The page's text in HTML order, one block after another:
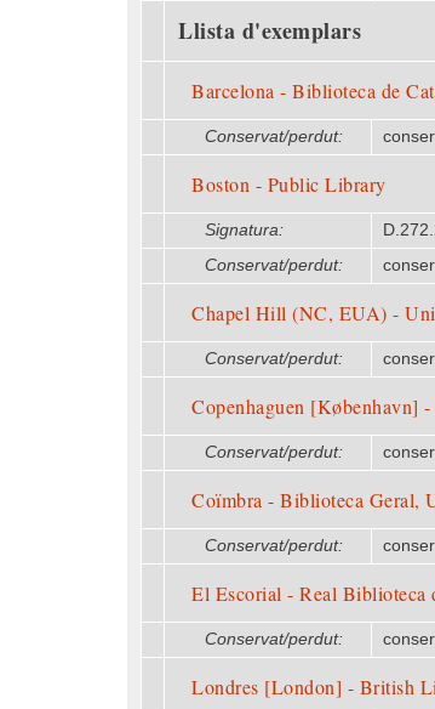
Llista d'exemplars
Barcelona - Biblioteca de
Conservat/perdut:
Boston - Public Library
Signatura:
Conservat/perdut:
Chapel Hill (NC, EUA) -
Conservat/perdut:
Copenhaguen [København]
Conservat/perdut:
Coïmbra - Biblioteca Geral,
Conservat/perdut:
El Escorial - Real Biblioteca
Conservat/perdut:
Londres [London] - British